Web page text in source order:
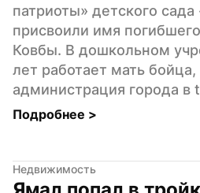
патриоты» детского
присвоили имя
Ковбы. В дошкольном
лет работает мать
администрация города в
Подробнее >
Недвижимость